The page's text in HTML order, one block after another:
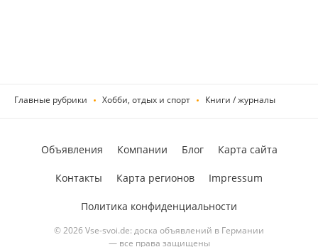
Главные рубрики Хобби, отдых и спорт Книги / журналы
© 2026 Vse-svoi.de: доска объявлений в Германии
— все права защищены
Объявления Компании Блог Карта сайта
Контакты Карта регионов Impressum
Политика конфиденциальности